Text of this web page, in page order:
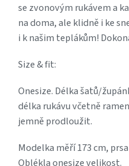
se zvonovým rukávem a
na doma, ale klidně i ke
i k našim teplákům!
Size & fit:
Onesize. Délka šatů/
délka rukávu včetně
jemně prodloužit.
Modelka měří 173 cm,
Oblékla onesize velikost.